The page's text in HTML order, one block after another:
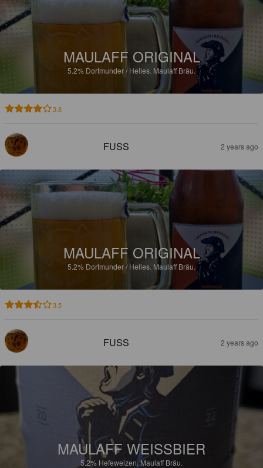
MAULAFF ORIGINAL
5.2% Dortmunder / Helles. Maulaff Bräu.
3.8
FUSS 2 years ago
MAULAFF ORIGINAL
5.2% Dortmunder / Helles. Maulaff Bräu.
3.5
FUSS 2 years ago
MAULAFF WEISSBIER
5.2% Hefeweizen.Maulaff Bräu.